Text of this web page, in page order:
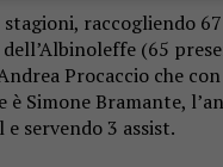
raccogliendo
(65
Procaccio che
Bramante,
servendo 3 assist.